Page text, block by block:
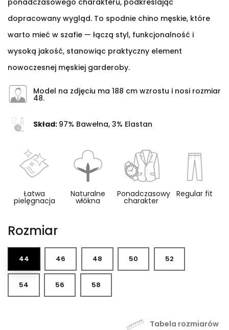
dopracowany wygląd. To spodnie chino męskie, które
warto mieć w szafie — łączą styl, funkcjonalność i
wysoką jakość, stanowiąc praktyczny element
nowoczesnej męskiej garderoby.
Model na zdjęciu ma 188 cm wzrostu i nosi rozmiar
48.
Skład: 97% Bawełna, 3% Elastan
Łatwa
pielęgnacja
Naturalne
włókna
Ponadczasowy
charakter
Regular fit
Rozmiar
44 46 48 50 52
54 56 58
Tabela rozmiarów